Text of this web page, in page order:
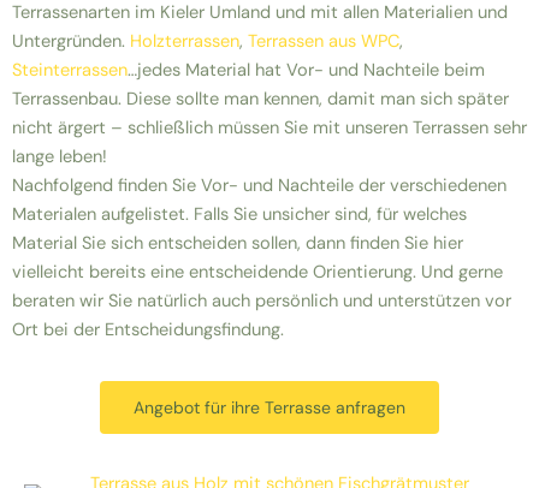
Terrassenarten im Kieler Umland und mit allen Materialien und
Untergründen. Holzterrassen, Terrassen aus WPC,
Steinterrassen…jedes Material hat Vor- und Nachteile beim
Terrassenbau. Diese sollte man kennen, damit man sich später
nicht ärgert – schließlich müssen Sie mit unseren Terrassen sehr
lange leben!
Nachfolgend finden Sie Vor- und Nachteile der verschiedenen
Materialen aufgelistet. Falls Sie unsicher sind, für welches
Material Sie sich entscheiden sollen, dann finden Sie hier
vielleicht bereits eine entscheidende Orientierung. Und gerne
beraten wir Sie natürlich auch persönlich und unterstützen vor
Ort bei der Entscheidungsfindung.
Angebot für ihre Terrasse anfragen